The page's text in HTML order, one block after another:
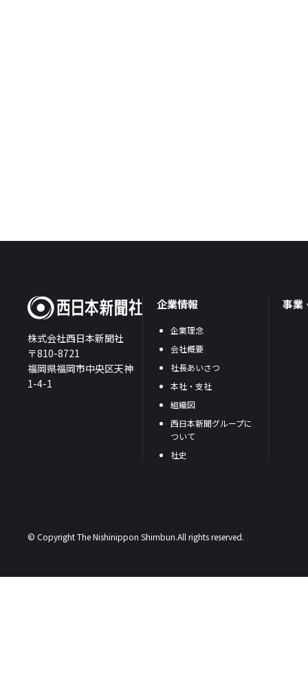
株式会社西日本新聞社
〒810-8721
福岡県福岡市中央区天神
1-4-1
企業情報
企業理念
会社概要
社長あいさつ
本社・支社
組織図
西日本新聞グループに
ついて
社史
事業
© Copyright The Nishinippon Shimbun.All rights reserved.